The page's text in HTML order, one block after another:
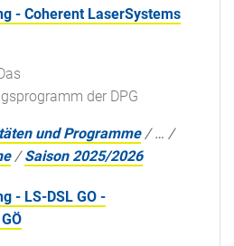
- Coherent LaserSystems
der DPG
und Programme /… /
/Saison 2025/2026
- LS-DSL GO -